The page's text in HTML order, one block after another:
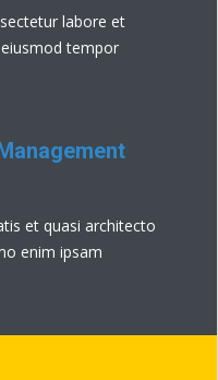
labore et
tempor
et quasi architecto
enim ipsam